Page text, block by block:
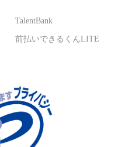
TalentBank
前払いできるくんLITE